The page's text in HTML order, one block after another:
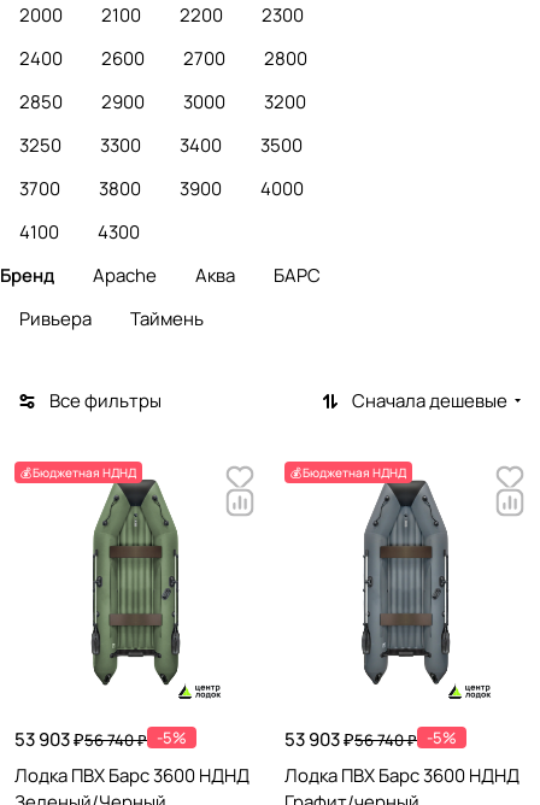
2000
2100 2200
2300
2400
2600 2700
2800
2850
2900 3000
3200
3250
3300 3400 3500
3700 3800 3900
4000
4100
4300
Бренд
Apache Аква
БАРС
Ривьера
Таймень
Все фильтры Сначала дешевые
💰Бюджетная НДНД
53 903 ₽56 740 ₽ -5%
Лодка ПВХ Барс 3600 НДНД
💰Бюджетная НДНД
53 903 ₽56 740 ₽ -5%
Лодка ПВХ Барс 3600 НДНД